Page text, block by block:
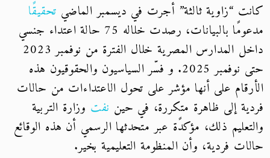
كانت “زاوية ثالثة” أجرت في ديسمبر الماضي تحقيقًا
مدعومًا بالبيانات، رصدت خلاله 75 حالة اعتداء جنسي
داخل المدارس المصرية خلال الفترة من نوفمبر 2023
حتى نوفمبر 2025. و فسّر السياسيون والحقوقيون هذه
الأرقام على أنها مؤشر على تحول الاعتداءات من حالات
فردية إلى ظاهرة متكررة، في حين نفت وزارة التربية
والتعليم ذلك، مؤكدًة عبر متحدثها الرسمي أن هذه الوقائع
حالات فردية، وأن المنظومة التعليمية بخير.